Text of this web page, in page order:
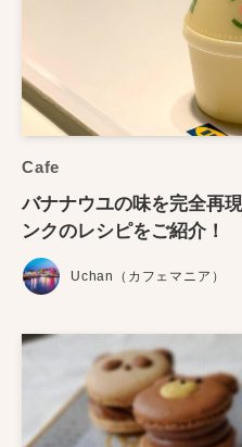
Cafe
バナナウユの味を完全再
ンクのレシピをご紹介！
Uchan（カフェマニア）